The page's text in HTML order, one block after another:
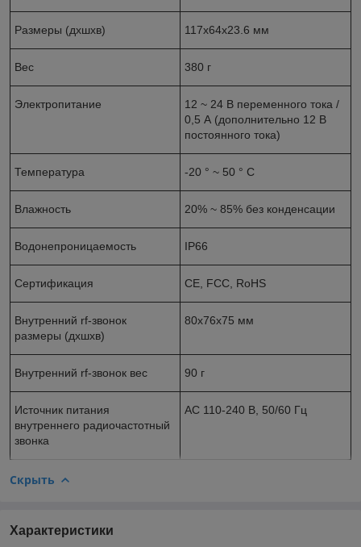
Размеры (дхшхв) 117x64x23.6 мм
Вес 380 г
Электропитание
12 ~ 24 В переменного тока /
0,5 А (дополнительно 12 В
постоянного тока)
Температура -20 ° ~ 50 ° C
Влажность 20% ~ 85% без конденсации
Водонепроницаемость IP66
Сертификация CE, FCC, RoHS
Внутренний rf-звонок
размеры (дxшxв)
80x76x75 мм
Внутренний rf-звонок вес 90 г
Источник питания
внутреннего радиочастотный
звонка
AC 110-240 В, 50/60 Гц
Скрыть
Характеристики